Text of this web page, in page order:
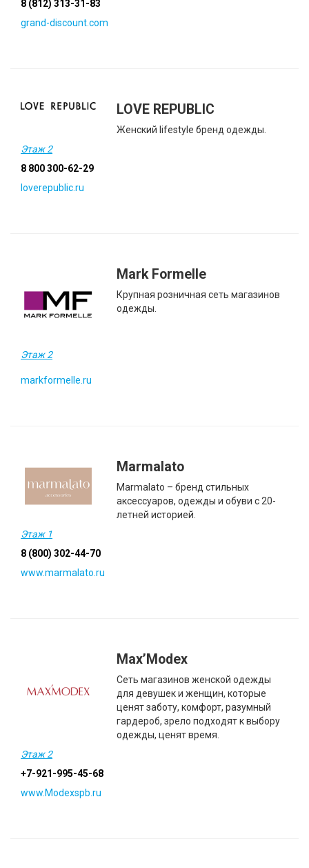
8 (812) 313-31-83
grand-discount.com
LOVE REPUBLIC
Женский lifestyle бренд одежды.
Этаж 2
8 800 300-62-29
loverepublic.ru
Mark Formelle
Крупная розничная сеть магазинов
одежды.
Этаж 2
markformelle.ru
Marmalato
Marmalato – бренд стильных
аксессуаров, одежды и обуви с 20-
летней историей.
Этаж 1
8 (800) 302-44-70
www.marmalato.ru
Max’Modex
Cеть магазинов женской одежды
для девушек и женщин, которые
ценят заботу, комфорт, разумный
гардероб, зрело подходят к выбору
одежды, ценят время.
Этаж 2
+7-921-995-45-68
www.Modexspb.ru